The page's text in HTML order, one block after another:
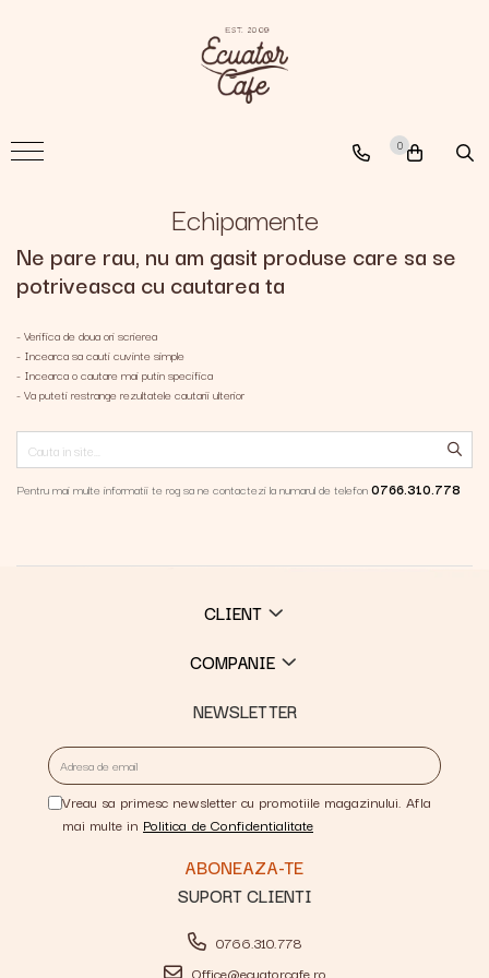
The Nomad
0
Echipamente
Ne pare rau, nu am gasit produse care sa se
potriveasca cu cautarea ta
- Verifica de doua ori scrierea
- Incearca sa cauti cuvinte simple
- Incearca o cautare mai putin specifica
- Va puteti restrange rezultatele cautarii ulterior
Pentru mai multe informatii te rog sa ne contactezi la numarul de telefon0766.310.778
CLIENT
COMPANIE
NEWSLETTER
Vreau sa primesc newsletter cu promotiile magazinului. Afla
mai multe in Politica de Confidentialitate
SUPORT CLIENTI
0766.310.778
Office@ecuatorcafe.ro